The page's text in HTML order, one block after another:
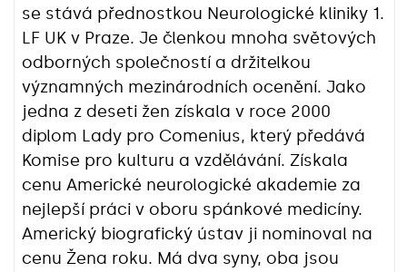
se stává přednostkou Neurologické kliniky 1.
LF UK v Praze. Je členkou mnoha světových
odborných společností a držitelkou
významných mezinárodních ocenění. Jako
jedna z deseti žen získala v roce 2000
diplom Lady pro Comenius, který předává
Komise pro kulturu a vzdělávání. Získala
cenu Americké neurologické akademie za
nejlepší práci v oboru spánkové medicíny.
Americký biografický ústav ji nominoval na
cenu Žena roku. Má dva syny, oba jsou